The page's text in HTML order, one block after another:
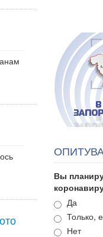
Вы
Варианты
Да
Только,
Нет